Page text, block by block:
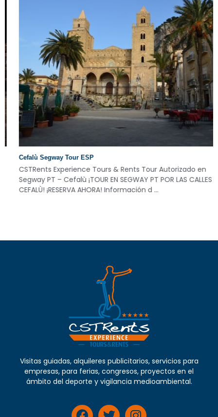
Cefalù Segway Tour ESP
CSTRents Experience Tours & Rents Tour Autorizado en
Segway PT – Cefalù ¡TOUR EN SEGWAY PT POR LAS CALLES DI
CEFALÙ! ¡RESERVA AHORA! Información d ...
Visitas guiadas, alquileres publicitarios, servicios para
empresas, para ferias, congresos, proyectos en el
ámbito del deporte y vigilancia medioambiental.